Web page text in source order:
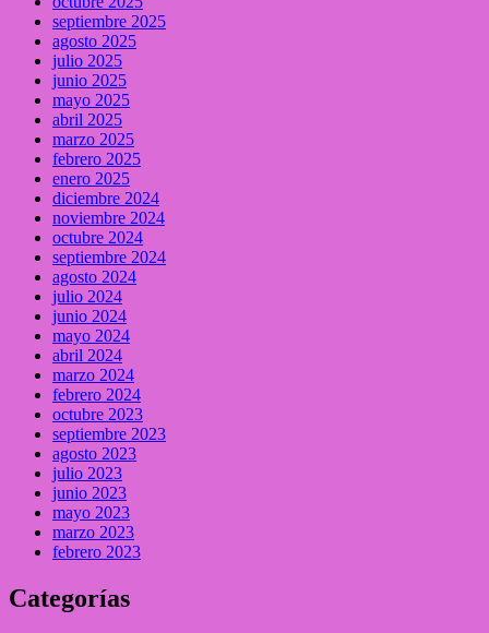
septiembre 2025
agosto 2025
julio 2025
junio 2025
mayo 2025
abril 2025
marzo 2025
febrero 2025
enero 2025
diciembre 2024
noviembre 2024
octubre 2024
septiembre 2024
agosto 2024
julio 2024
junio 2024
mayo 2024
abril 2024
marzo 2024
febrero 2024
octubre 2023
septiembre 2023
agosto 2023
julio 2023
junio 2023
mayo 2023
marzo 2023
febrero 2023
Categorías